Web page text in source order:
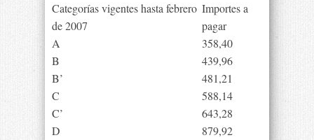
Categorías vigentes hasta febrero
de 2007
Importes a
pagar
A
358,40
B
439,96
B’
481,21
C
588,14
C’
643,28
D
879,92